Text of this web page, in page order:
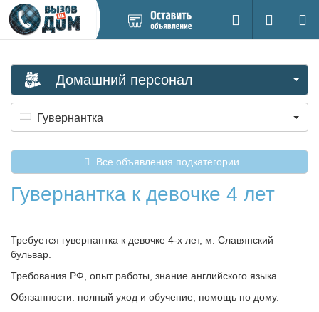
новое
Поиск
Вход на
Домашний персонал
Гувернантка
Все объявления подкатегории
Гувернантка к девочке 4 лет
Требуется гувернантка к девочке 4-х лет, м. Славянский
бульвар.
Требования РФ, опыт работы, знание английского языка.
Обязанности: полный уход и обучение, помощь по дому.